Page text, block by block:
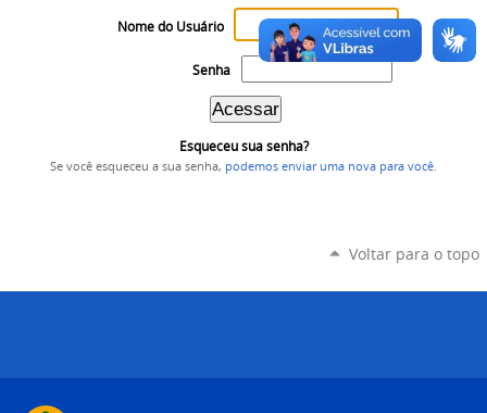
Nome do Usuário
Senha
Esqueceu sua senha?
Se você esqueceu a sua senha, podemos enviar uma nova para você
Voltar para o topo